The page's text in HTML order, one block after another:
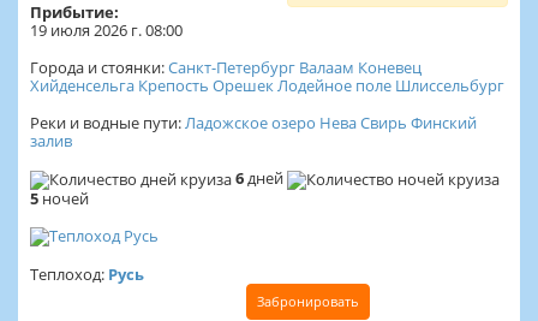
Прибытие:
19 июля 2026 г. 08:00
Города и стоянки:Санкт-Петербург Валаам Коневец
Хийденсельга Крепость ОрешекЛодейное поле Шлиссельбург
Реки и водные пути:Ладожское озеро НеваСвирь Финский
залив
6дней
5 ночей
Теплоход: Русь
Забронировать